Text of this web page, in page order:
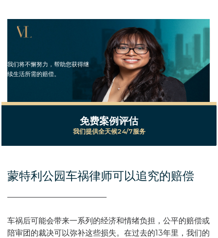
我们将不懈努力，帮助您获得继
续生活所需的赔偿。
免费案例评估
我们提供全天候24/7服务
蒙特利公园车祸律师可以追究的赔偿
车祸后可能会带来一系列的经济和情绪负担，公平的赔偿或
陪审团的裁决可以弥补这些损失。在过去的13年里，我们的